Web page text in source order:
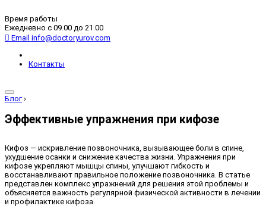
Время работы
Ежедневно с 09.00 до 21.00
Email info@doctoryurov.com
Контакты
Блог ›
Эффективные упражнения при кифозе
Кифоз — искривление позвоночника, вызывающее боли в спине,
ухудшение осанки и снижение качества жизни. Упражнения при
кифозе укрепляют мышцы спины, улучшают гибкость и
восстанавливают правильное положение позвоночника. В статье
представлен комплекс упражнений для решения этой проблемы и
объясняется важность регулярной физической активности в лечении
и профилактике кифоза.